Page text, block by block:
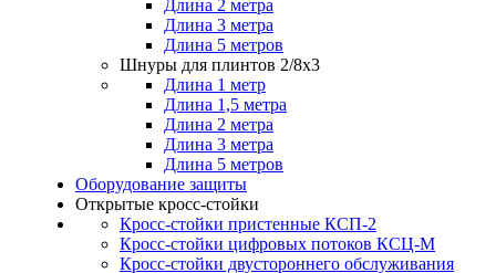
Длина 2 метра
Длина 3 метра
Длина 5 метров
Шнуры для плинтов 2/8х3
Длина 1 метр
Длина 1,5 метра
Длина 2 метра
Длина 3 метра
Длина 5 метров
Оборудование защиты
Открытые кросс-стойки
Кросс-стойки пристенные КСП-2
Кросс-стойки цифровых потоков КСЦ-M
Кросс-стойки двустороннего обслуживания